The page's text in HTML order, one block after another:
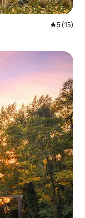
5 (15)